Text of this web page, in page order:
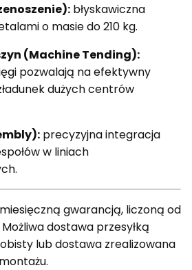
błyskawiczna
o masie do 210 kg.
(Machine Tending):
pozwalają na efektywny
dużych centrów
precyzyjna integracja
w liniach
gwarancją, liczoną od
dostawa przesyłką
lub dostawa zrealizowana